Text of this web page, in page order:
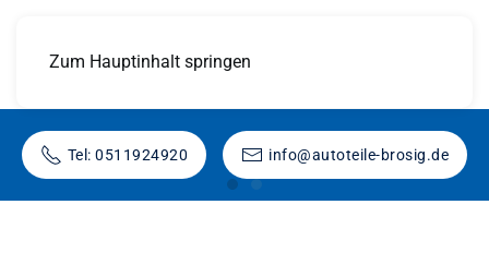
Zum Hauptinhalt springen
Tel: 0511924920 info@autoteile-brosig.de
Ob Motor, Elektrik,
Schmierstoffe,